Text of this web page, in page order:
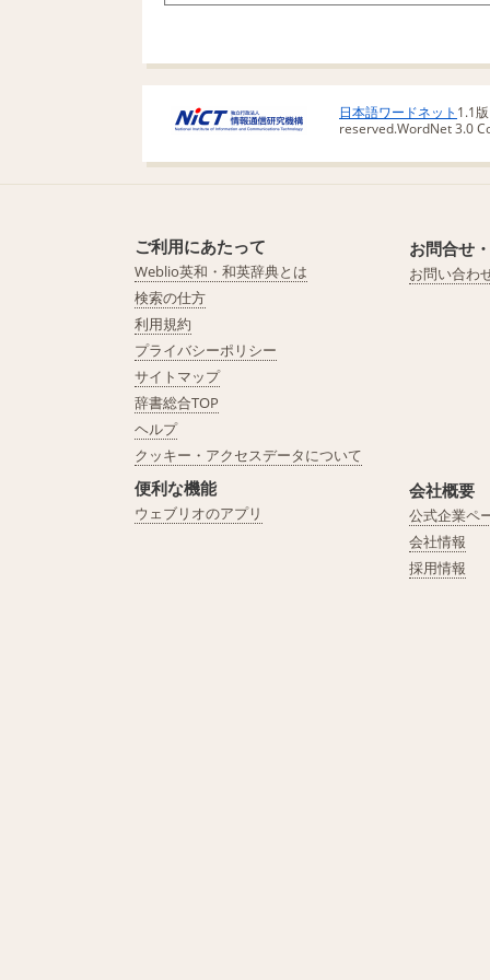
日本語ワードネット 1.1
reserved.WordNet 3.0
ご利用にあたって
Weblio英和・和英辞典とは
検索の仕方
利用規約
プライバシーポリシー
サイトマップ
辞書総合TOP
ヘルプ
クッキー・アクセスデータについて
便利な機能
ウェブリオのアプリ
お問合せ
お問い合わ
会社概要
公式企業ペ
会社情報
採用情報